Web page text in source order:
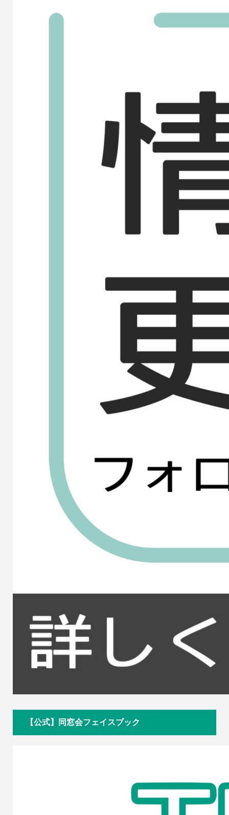
【公式】同窓会フェイスブック